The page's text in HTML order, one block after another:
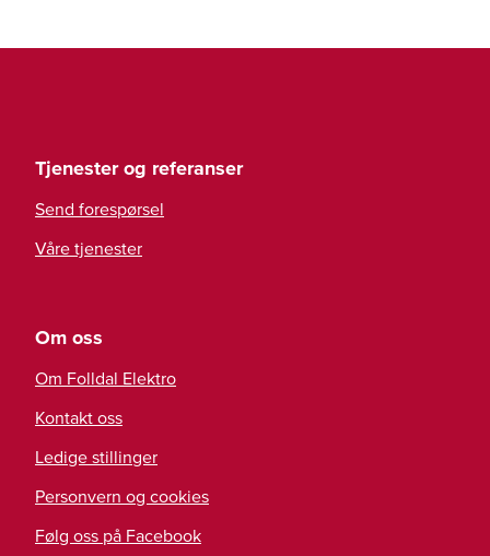
Tjenester og referanser
Send forespørsel
Våre tjenester
Om oss
Om Folldal Elektro
Kontakt oss
Ledige stillinger
Personvern og cookies
Følg oss på Facebook